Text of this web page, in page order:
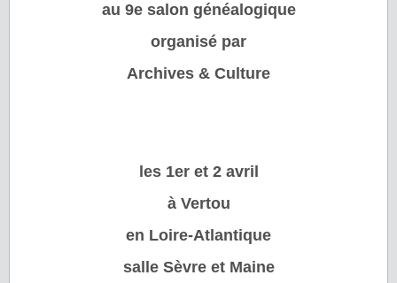
au 9e salon généalogique
organisé par
Archives & Culture
les 1er et 2 avril
à Vertou
en Loire-Atlantique
salle Sèvre et Maine